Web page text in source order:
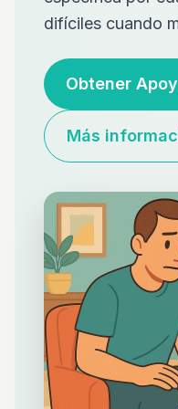
difíciles cuando
Obtener
Más